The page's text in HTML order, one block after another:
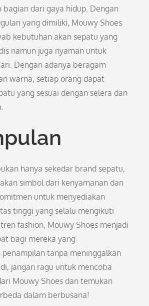
bagian dari gaya hidup. Dengan
yang dimiliki, Mouwy Shoes
kebutuhan akan sepatu yang
namun juga nyaman untuk
Dengan adanya beragam
warna, setiap orang dapat
yang sesuai dengan selera dan
hanya sekedar brand sepatu,
simbol dari kenyamanan dan
untuk menyediakan
tinggi yang selalu mengikuti
fashion, Mouwy Shoes menjadi
bagi mereka yang
tanpa meninggalkan
jangan ragu untuk mencoba
Mouwy Shoes dan temukan
dalam berbusana!